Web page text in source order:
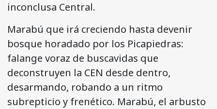
inconclusa Central.
Marabú que irá creciendo hasta devenir
bosque horadado por los Picapiedras:
falange voraz de buscavidas que
deconstruyen la CEN desde dentro,
desarmando, robando a un ritmo
subrepticio y frenético. Marabú, el arbusto